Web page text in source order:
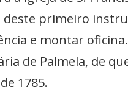
deste primeiro
e montar
de Palmela, de
1785.